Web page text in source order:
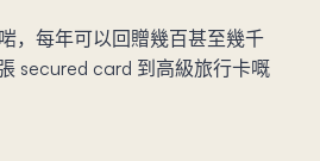
，每年可以回贈幾百甚至幾千
secured card 到高級旅行卡嘅